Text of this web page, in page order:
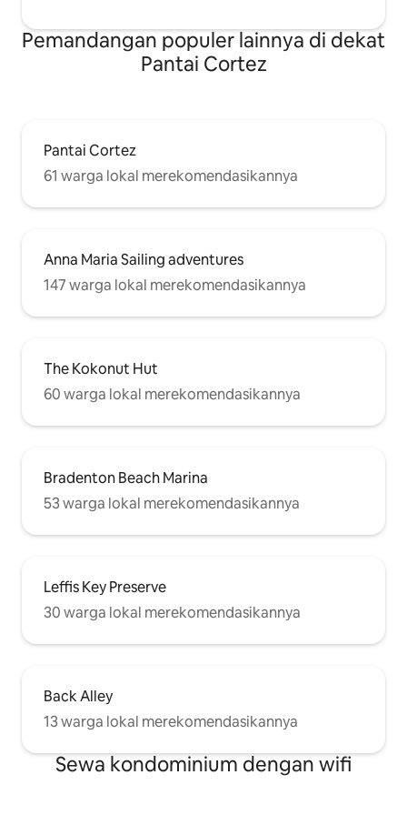
Pemandangan populer lainnya di dekat
Pantai Cortez
Pantai Cortez
61 warga lokal merekomendasikannya
Anna Maria Sailing adventures
147 warga lokal merekomendasikannya
The Kokonut Hut
60 warga lokal merekomendasikannya
Bradenton Beach Marina
53 warga lokal merekomendasikannya
Leffis Key Preserve
30 warga lokal merekomendasikannya
Back Alley
13 warga lokal merekomendasikannya
Sewa kondominium dengan wifi